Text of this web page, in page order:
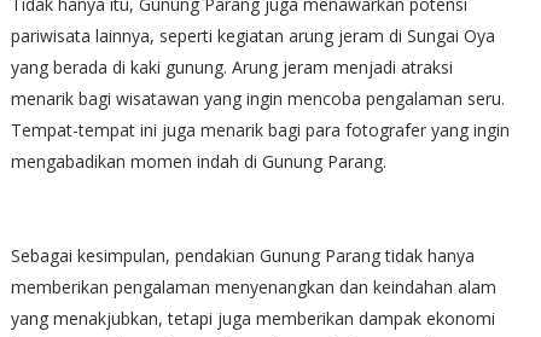
pariwisata lainnya, seperti kegiatan arung jeram di Sungai Oya
yang berada di kaki gunung. Arung jeram menjadi atraksi
menarik bagi wisatawan yang ingin mencoba pengalaman seru.
Tempat-tempat ini juga menarik bagi para fotografer yang ingin
mengabadikan momen indah di Gunung Parang.
Sebagai kesimpulan, pendakian Gunung Parang tidak hanya
memberikan pengalaman menyenangkan dan keindahan alam
yang menakjubkan, tetapi juga memberikan dampak ekonomi